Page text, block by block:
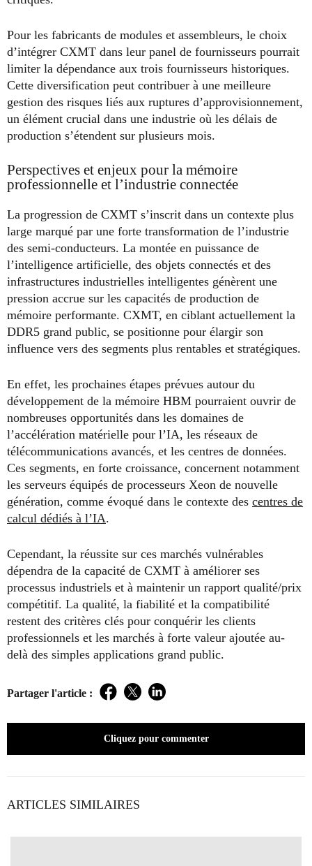
Pour les fabricants de modules et assembleurs, le choix
d’intégrer CXMT dans leur panel de fournisseurs pourrait
limiter la dépendance aux trois fournisseurs historiques.
Cette diversification peut contribuer à une meilleure
gestion des risques liés aux ruptures d’approvisionnement,
un élément crucial dans une industrie où les délais de
production s’étendent sur plusieurs mois.
Perspectives et enjeux pour la mémoire
professionnelle et l’industrie connectée
La progression de CXMT s’inscrit dans un contexte plus
large marqué par une forte transformation de l’industrie
des semi-conducteurs. La montée en puissance de
l’intelligence artificielle, des objets connectés et des
infrastructures industrielles intelligentes génèrent une
pression accrue sur les capacités de production de
mémoire performante. CXMT, en ciblant actuellement la
DDR5 grand public, se positionne pour élargir son
influence vers des segments plus rentables et stratégiques.
En effet, les prochaines étapes prévues autour du
développement de la mémoire HBM pourraient ouvrir de
nombreuses opportunités dans les domaines de
l’accélération matérielle pour l’IA, les réseaux de
télécommunications avancés, et les centres de données.
Ces segments, en forte croissance, concernent notamment
les serveurs équipés de processeurs Xeon de nouvelle
génération, comme évoqué dans le contexte des centres de
calcul dédiés à l’IA.
Cependant, la réussite sur ces marchés vulnérables
dépendra de la capacité de CXMT à améliorer ses
processus industriels et à maintenir un rapport qualité/prix
compétitif. La qualité, la fiabilité et la compatibilité
restent des critères clés pour conquérir les clients
professionnels et les marchés à forte valeur ajoutée au-
delà des simples applications grand public.
Partager l'article : Facebook
TwitterLinkedIn
Cliquez pour commenter
ARTICLES SIMILAIRES